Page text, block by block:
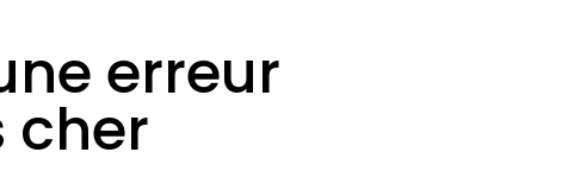
erreur
cher